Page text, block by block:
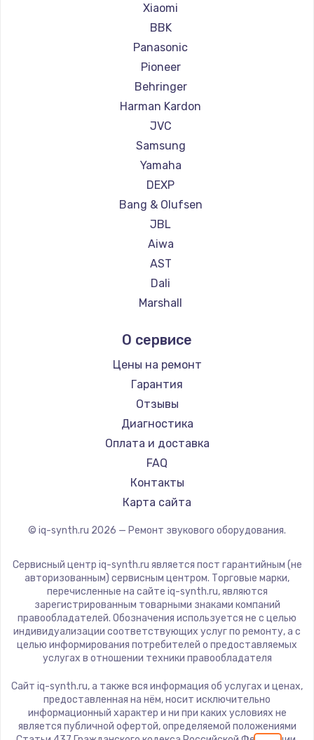
Настройка Wi-Fi
1030 руб.
Заказать
Замена вебкамеры
1260 руб.
Заказать
725 руб.
Заказать
Замена жесткого диска
750 руб.
Заказать
Ремонт цепей питания
2500 руб.
Заказать
Замена видеокарты
1600 руб.
Заказать
Ремонт разъема питания
880 руб.
Замена видеочипа
2745 руб.
Заказать
Замена северного моста
2600 руб.
Заказать
Xiaomi
BBK
Panasonic
Pioneer
Behringer
Harman Kardon
JVC
Samsung
Yamaha
DEXP
Bang & Olufsen
JBL
Aiwa
AST
Dali
Marshall
О сервисе
Цены на ремонт
Гарантия
Отзывы
Диагностика
Оплата и доставка
FAQ
Контакты
Карта сайта
© iq-synth.ru 2026 — Ремонт звукового оборудования.
Сервисный центр iq-synth.ru является пост гарантийным (не
авторизованным) сервисным центром. Торговые марки,
перечисленные на сайте iq-synth.ru, являются
зарегистрированным товарными знаками компаний
правообладателей. Обозначения используется не с целью
индивидуализации соответствующих услуг по ремонту, а с
целью информирования потребителей о предоставляемых
услугах в отношении техники правообладателя
Сайт iq-synth.ru, а также вся информация об услугах и ценах,
предоставленная на нём, носит исключительно
информационный характер и ни при каких условиях не
является публичной офертой, определяемой положениями